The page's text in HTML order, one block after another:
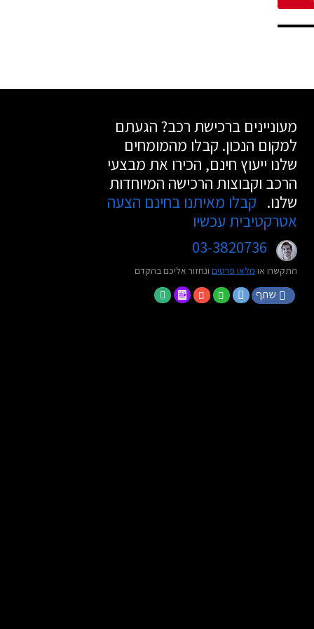
מעוניינים ברכישת רכב? הגעתם
למקום הנכון. קבלו מהמומחים
שלנו ייעוץ חינם, הכירו את מבצעי
הרכב וקבוצות הרכישה המיוחדות
שלנו. קבלו מאיתנו בחינם הצעה
אטרקטיבית עכשיו
03-3820736
התקשרו או מלאו פרטים ונחזור אליכם בהקדם
שתף